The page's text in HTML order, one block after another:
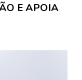
E APOIA